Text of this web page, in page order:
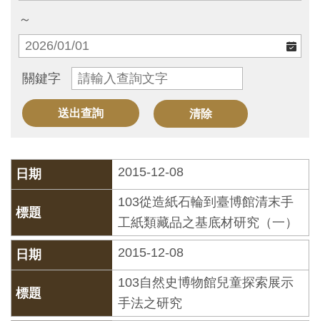
博
參
觀
資
訊
展
覽
資
教
育
活
～
關鍵字
2015-12-08
103從造紙石輪到臺博館清末手
工紙類藏品之基底材研究（一）
2015-12-08
103自然史博物館兒童探索展示
手法之研究